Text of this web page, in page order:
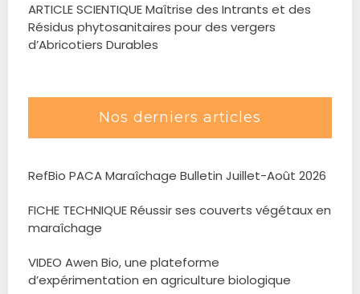
ARTICLE SCIENTIQUE Maîtrise des Intrants et des
Résidus phytosanitaires pour des vergers
d’Abricotiers Durables
Nos derniers articles
RefBio PACA Maraîchage Bulletin Juillet-Août 2026
FICHE TECHNIQUE Réussir ses couverts végétaux en
maraîchage
VIDEO Awen Bio, une plateforme
d’expérimentation en agriculture biologique